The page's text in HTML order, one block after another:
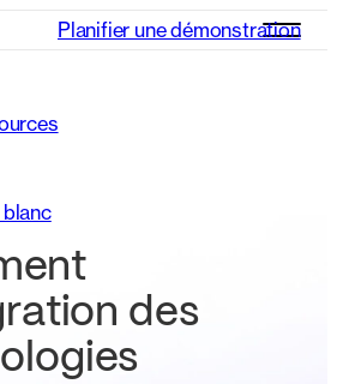
Planifier une démonstration
des